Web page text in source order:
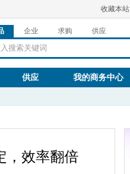
收藏本站
企业 求购 供应
供应 我的商务中心
，效率翻倍